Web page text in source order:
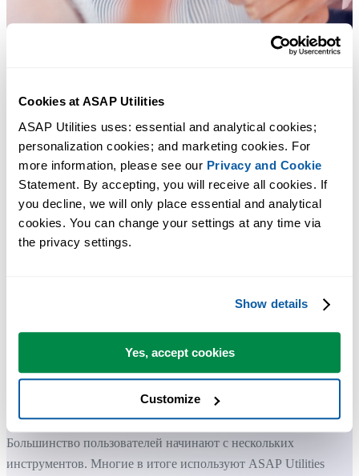
Cookies at ASAP Utilities
ASAP Utilities uses: essential and analytical cookies;
personalization cookies; and marketing cookies. For
more information, please see our Privacy and Cookie
Statement. By accepting, you will receive all cookies. If
you decline, we will only place essential and analytical
cookies. You can change your settings at any time via
the privacy settings.
Show details
Yes, accept cookies
Customize
Практичные инструменты, которых многим пользователям
не хватает в самом Excel.
невозможно сделать только средствами Excel.
Большинство пользователей начинают с нескольких
инструментов. Многие в итоге используют ASAP Utilities